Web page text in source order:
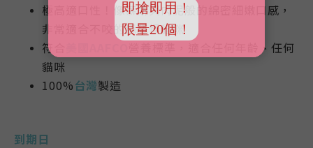
極高適口性！像慕斯與肉泥般的綿密細嫩口感，
非常適合不咬的舔舔怪貓咪
符合
營養標準，適合任何年齡、任何
貓咪
100%台灣製造
到期日